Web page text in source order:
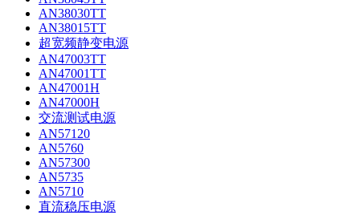
AN38030TT
AN38015TT
超宽频静变电源
AN47003TT
AN47001TT
AN47001H
AN47000H
交流测试电源
AN57120
AN5760
AN57300
AN5735
AN5710
直流稳压电源